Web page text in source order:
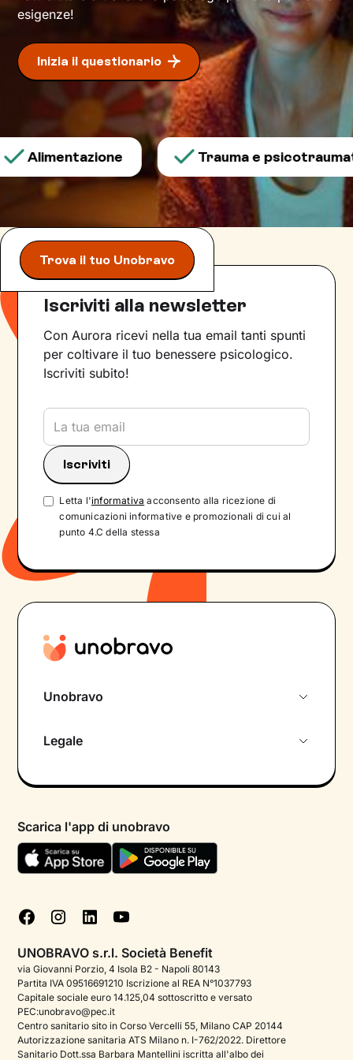
esigenze!
Inizia il questionario
Alimentazione Trauma e
Trova il tuo Unobravo
Iscriviti alla newsletter
Con Aurora ricevi nella tua email tanti spunti
per coltivare il tuo benessere psicologico.
Iscriviti subito!
Letta l'informativa acconsento alla ricezione di
comunicazioni informative e promozionali di cui al
punto 4.C della stessa
Unobravo
Psicologo in chat
Aiuto urgente
FAQ
Podcast di psicologia
Corporate
Psicologo italiano all'estero
Sala stampa
Legale
Termini e condizioni
Informativa Privacy
Cookie policy
Gestisci cookie
Scarica l'app di unobravo
UNOBRAVO s.r.l. Società Benefit
via Giovanni Porzio, 4 Isola B2 - Napoli 80143
Partita IVA 09516691210 Iscrizione al REA N°1037793
Capitale sociale euro 14.125,04 sottoscritto e versato
PEC:unobravo@pec.it
Centro sanitario sito in Corso Vercelli 55, Milano CAP 20144
Autorizzazione sanitaria ATS Milano n. I-762/2022. Direttore
Sanitario Dott.ssa Barbara Mantellini iscritta all'albo dei